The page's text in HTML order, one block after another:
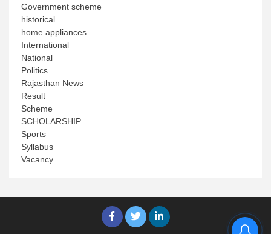
Government scheme
historical
home appliances
International
National
Politics
Rajasthan News
Result
Scheme
SCHOLARSHIP
Sports
Syllabus
Vacancy